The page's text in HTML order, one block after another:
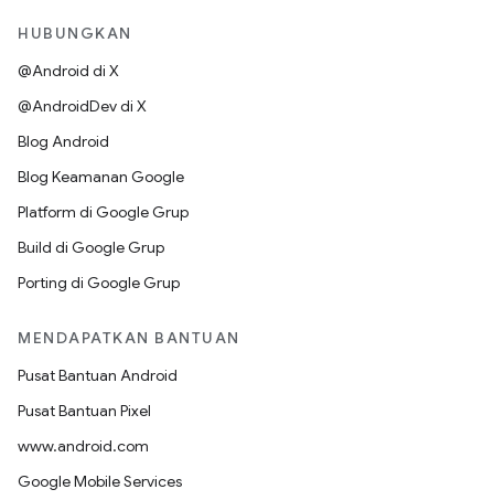
HUBUNGKAN
@Android di X
@AndroidDev di X
Blog Android
Blog Keamanan Google
Platform di Google Grup
Build di Google Grup
Porting di Google Grup
MENDAPATKAN BANTUAN
Pusat Bantuan Android
Pusat Bantuan Pixel
www.android.com
Google Mobile Services